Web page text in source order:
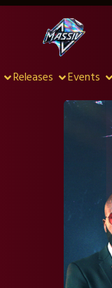
Releases Events